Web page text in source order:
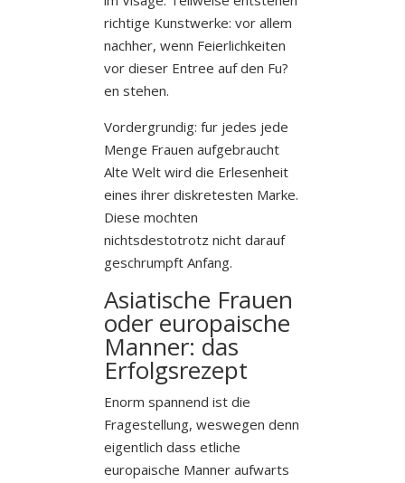
richtige Kunstwerke: vor allem
nachher, wenn Feierlichkeiten
vor dieser Entree auf den Fu?
en stehen.
Vordergrundig: fur jedes jede
Menge Frauen aufgebraucht
Alte Welt wird die Erlesenheit
eines ihrer diskretesten Marke.
Diese mochten
nichtsdestotrotz nicht darauf
geschrumpft Anfang.
Asiatische Frauen
oder europaische
Manner: das
Erfolgsrezept
Enorm spannend ist die
Fragestellung, weswegen denn
eigentlich dass etliche
europaische Manner aufwarts